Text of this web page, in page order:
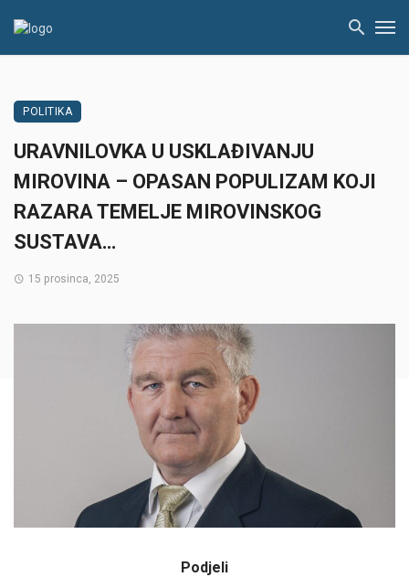
POLITIKA
URAVNILOVKA U USKLAĐIVANJU
MIROVINA – OPASAN POPULIZAM KOJI
RAZARA TEMELJE MIROVINSKOG
SUSTAVA…
15 prosinca, 2025
Podjeli